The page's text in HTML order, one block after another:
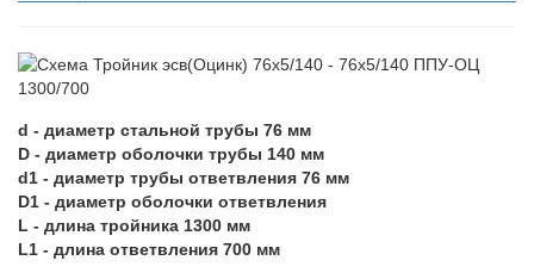
d - диаметр стальной трубы 76 мм
D - диаметр оболочки трубы 140 мм
d1 - диаметр трубы ответвления 76 мм
D1 - диаметр оболочки ответвления
L - длина тройника 1300 мм
L1 - длина ответвления 700 мм